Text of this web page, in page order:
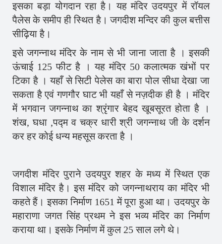
इसका बड़ा योगदान रहा है। यह मंदिर उदयपुर में रॉयल
पैलेस के समीप ही स्थित है। जगदीश मन्दिर की कुल बत्तीस
सीढ़िया है।
इसे जगन्नाथ मंदिर के नाम से भी जाना जाता है । इसकी
ऊंचाई 125 फीट है । यह मंदिर 50 कलात्मक खंभों पर
टिका है । यहाँ से सिटी पेलेस का बारा पोल सीधा देखा जा
सकता है एवं गणगौर घाट भी यहाँ से नज़दीक ही है । मंदिर
में भगवान जगन्नाथ का श्रृंगार बेहद खूबसूरत होता है ।
शंख, घधा ,पद्म व चक्र धारी श्री जगन्नाथ जी के दर्शन
कर हर कोई धन्य महसूस करता है ।
जगदीश मंदिर पुराने उदयपुर शहर के मध्य में स्थित एक
विशाल मंदिर है। इस मंदिर को जगन्नाथराय का मंदिर भी
कहते हैं। इसका निर्माण 1651 में पूरा हुआ था। उदयपुर के
महाराणा जगत सिंह प्रथम ने इस भव्य मंदिर का निर्माण
कराया था। इसके निर्माण में कुल 25 साल लगे थे।